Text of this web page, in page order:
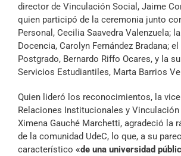
director de Vinculación Social, Jaime
quien participó de la ceremonia junto
Personal, Cecilia Saavedra Valenzuela;
Docencia, Carolyn Fernández Bradana;
Postgrado, Bernardo Riffo Ocares, y la
Servicios Estudiantiles, Marta Barrios
Quien lideró los reconocimientos, la
Relaciones Institucionales y
Ximena Gauché Marchetti, agradeció la
de la comunidad UdeC, lo que, a su
característico «de una universidad